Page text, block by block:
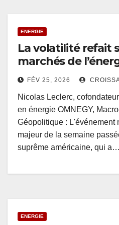
ENERGIE
La volatilité refait
marchés de
FÉV 25, 2026
Nicolas Leclerc,
en énergie OMNEGY,
Géopolitique : L'événement
majeur de la semaine
suprême américaine, qui a…
ENERGIE